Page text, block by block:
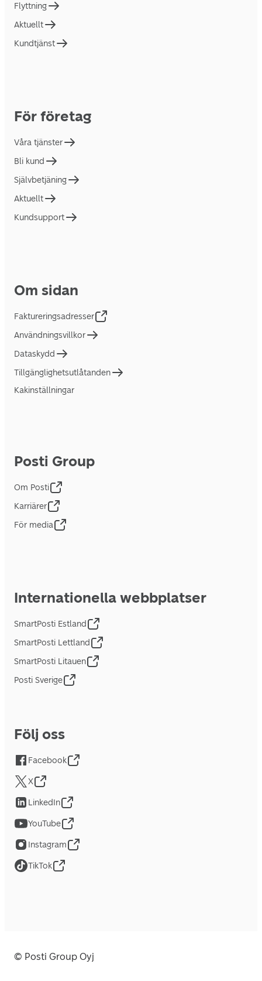
Flyttning
Aktuellt
Kundtjänst
För företag
Våra tjänster
Bli kund
Självbetjäning
Aktuellt
Kundsupport
Om sidan
Faktureringsadresser
Användningsvillkor
Dataskydd
Tillgänglighetsutlåtanden
Kakinställningar
Posti Group
Om Posti
Karriärer
För media
Internationella webbplatser
SmartPosti Estland
SmartPosti Lettland
SmartPosti Litauen
Posti Sverige
Följ oss
Facebook
X
LinkedIn
YouTube
Instagram
TikTok
© Posti Group Oyj